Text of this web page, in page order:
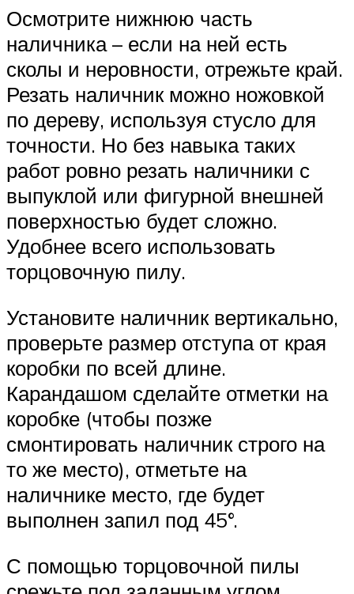
Осмотрите нижнюю часть
наличника – если на ней есть
сколы и неровности, отрежьте край.
Резать наличник можно ножовкой
по дереву, используя стусло для
точности. Но без навыка таких
работ ровно резать наличники с
выпуклой или фигурной внешней
поверхностью будет сложно.
Удобнее всего использовать
торцовочную пилу.
Установите наличник вертикально,
проверьте размер отступа от края
коробки по всей длине.
Карандашом сделайте отметки на
коробке (чтобы позже
смонтировать наличник строго на
то же место), отметьте на
наличнике место, где будет
выполнен запил под 45°.
С помощью торцовочной пилы